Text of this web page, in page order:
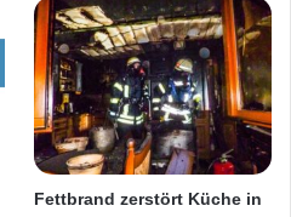
Fettbrand zerstört Küche in